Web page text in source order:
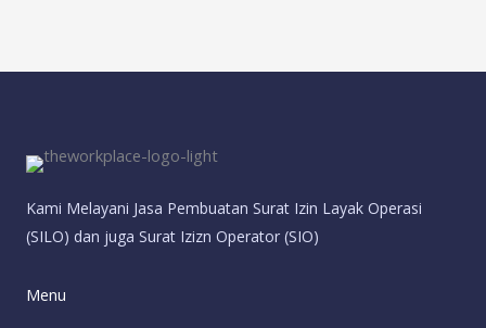
Kami Melayani Jasa Pembuatan Surat Izin Layak Operasi
(SILO) dan juga Surat Izizn Operator (SIO)
Menu